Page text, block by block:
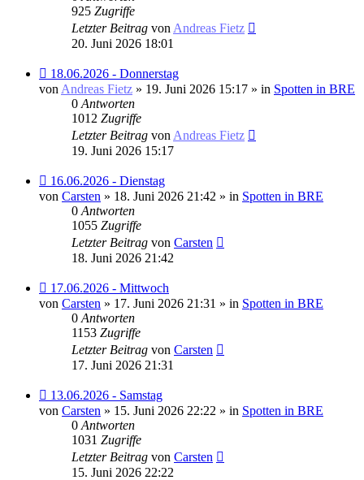
925 Zugriffe
Letzter Beitrag von Andreas Fietz
20. Juni 2026 18:01
Neuer
Beitrag
18.06.2026 - Donnerstag
von Andreas Fietz » 19. Juni 2026 15:17 » in Spotten in BRE
0 Antworten
1012 Zugriffe
Letzter Beitrag von Andreas Fietz
19. Juni 2026 15:17
Neuer
Beitrag
16.06.2026 - Dienstag
von Carsten » 18. Juni 2026 21:42 » in Spotten in BRE
0 Antworten
1055 Zugriffe
Letzter Beitrag von Carsten
18. Juni 2026 21:42
Neuer
Beitrag
17.06.2026 - Mittwoch
von Carsten » 17. Juni 2026 21:31 » in Spotten in BRE
0 Antworten
1153 Zugriffe
Letzter Beitrag von Carsten
17. Juni 2026 21:31
Neuer
Beitrag
13.06.2026 - Samstag
von Carsten » 15. Juni 2026 22:22 » in Spotten in BRE
0 Antworten
1031 Zugriffe
Letzter Beitrag von Carsten
15. Juni 2026 22:22